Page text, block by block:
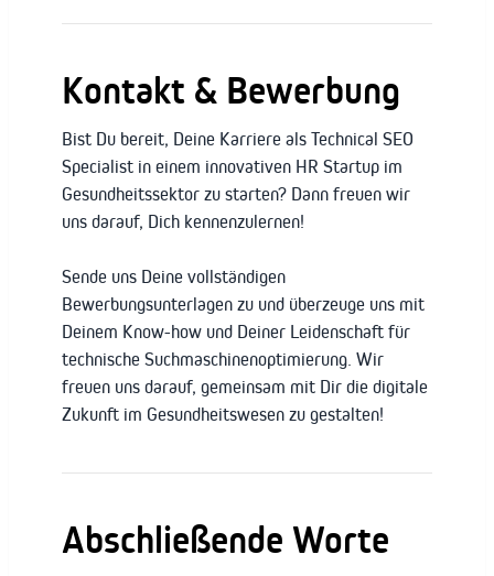
Kontakt & Bewerbung
Bist Du bereit, Deine Karriere als Technical SEO
Specialist in einem innovativen HR Startup im
Gesundheitssektor zu starten? Dann freuen wir
uns darauf, Dich kennenzulernen!
Sende uns Deine vollständigen
Bewerbungsunterlagen zu und überzeuge uns mit
Deinem Know-how und Deiner Leidenschaft für
technische Suchmaschinenoptimierung. Wir
freuen uns darauf, gemeinsam mit Dir die digitale
Zukunft im Gesundheitswesen zu gestalten!
Abschließende Worte